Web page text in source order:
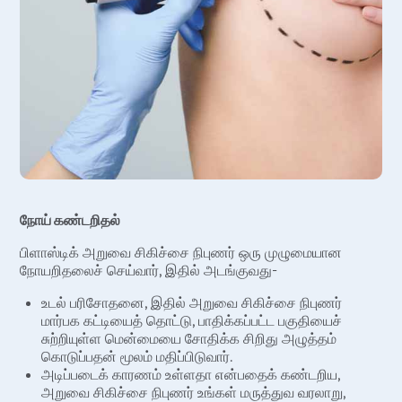
நோய் கண்டறிதல்
பிளாஸ்டிக் அறுவை சிகிச்சை நிபுணர் ஒரு முழுமையான
நோயறிதலைச் செய்வார், இதில் அடங்குவது-
உடல் பரிசோதனை, இதில் அறுவை சிகிச்சை நிபுணர்
மார்பக கட்டியைத் தொட்டு, பாதிக்கப்பட்ட பகுதியைச்
சுற்றியுள்ள மென்மையை சோதிக்க சிறிது அழுத்தம்
கொடுப்பதன் மூலம் மதிப்பிடுவார்.
அடிப்படைக் காரணம் உள்ளதா என்பதைக் கண்டறிய,
அறுவை சிகிச்சை நிபுணர் உங்கள் மருத்துவ வரலாறு,